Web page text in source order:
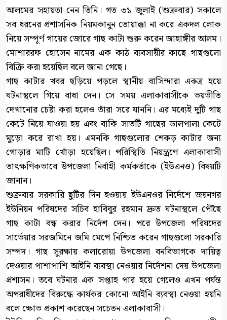
আলমের সহায়তা নেন তিনি। গত ৩১ জুলাই (শুক্রবার) সকালে
সব ধরনের প্রশাসনিক নিয়মকানুন তোয়াক্কা না করে একদল লোক
নিয়ে সম্পূর্ণ গায়ের জোরে গাছ কাটা শুরু করেন জাহাঙ্গীর আলম।
মোশাররফ হোসেন নামের এক কাঠ ব্যবসায়ীর কাছে গাছগুলো
বিক্রি করা হয়েছিল বলে জানা গেছে।
গাছ কাটার খবর ছড়িয়ে পড়লে স্থানীয় বাসিন্দারা একত্র হয়ে
ঘটনাস্থলে গিয়ে বাধা দেন। সে সময় এলাকাবাসীকে ভয়ভীতি
দেখানোর চেষ্টা করা হলেও তাঁরা সরে যাননি। এর মধ্যেই দুটি গাছ
কেটে নিয়ে যাওয়া হয় এবং বাকি সাতটি গাছের ডালপালা কেটে
মুড়ো করে রাখা হয়। এমনকি গাছগুলোর শেকড় কাটার জন্য
গোড়ার মাটি খোঁড়া হয়েছিল। পরিস্থিতি নিয়ন্ত্রণে এলাকাবাসী
তাৎক্ষণিকভাবে উপজেলা নির্বাহী কর্মকর্তাকে (ইউএনও) বিষয়টি
জানান।
শুক্রবার সরকারি ছুটির দিন হওয়ায় ইউএনওর নির্দেশে জয়নগর
ইউনিয়ন পরিষদের সচিব হাবিবুর রহমান দ্রুত ঘটনাস্থলে পৌঁছে
গাছ কাটা বন্ধ করার নির্দেশ দেন। পরে উপজেলা পরিষদের
সার্ভেয়ার সরজমিনে জমি মেপে নিশ্চিত করেন গাছগুলো সরকারি
সম্পদ। গাছ সুরক্ষায় কলারোয়া উপজেলা বনবিভাগকে দায়িত্ব
দেওয়ার পাশাপাশি আইনি ব্যবস্থা নেওয়ার নির্দেশনা দেয় উপজেলা
প্রশাসন। তবে ঘটনার এক সপ্তাহ পার হয়ে গেলেও এখন পর্যন্ত
অপরাধীদের বিরুদ্ধে কার্যকর কোনো আইনি ব্যবস্থা নেওয়া হয়নি
বলে ক্ষোভ প্রকাশ করেছেন সচেতন এলাকাবাসী।